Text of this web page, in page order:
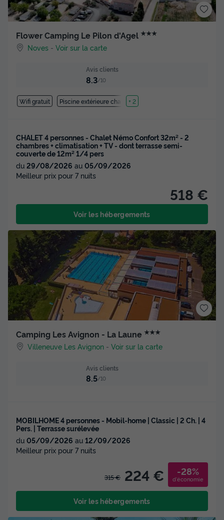
Flower Camping Le Pilon d'Agel ★★★
Noves -Voir sur la carte
Avis clients
8.3/10
Wifi gratuit Piscine extérieure chauffée
+ 2
CHALET 4 personnes - Chalet Némo Confort 32m² - 2
chambres + climatisation + TV - dont terrasse semi-
couverte de 12m² 1/4 pers
du 29/08/2026 au 05/09/2026
Meilleur prix pour 7 nuits
518 €
Voir les hébergements
Camping Les Avignon - La Laune ★★★
Villeneuve Les Avignon -Voir sur la carte
Avis clients
8.5/10
MOBILHOME 4 personnes - Mobil-home | Classic | 2 Ch. | 4
Pers. | Terrasse surélevée
du 05/09/2026 au 12/09/2026
Meilleur prix pour 7 nuits
315 € 224 € -28%
d'économie
Voir les hébergements